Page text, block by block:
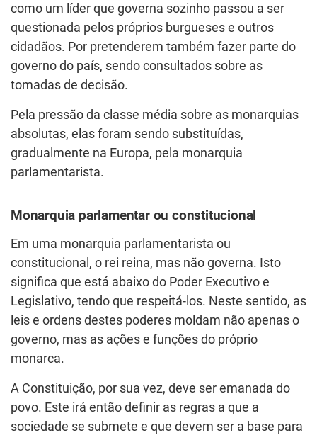
como um líder que governa sozinho passou a ser
questionada pelos próprios burgueses e outros
cidadãos. Por pretenderem também fazer parte do
governo do país, sendo consultados sobre as
tomadas de decisão.
Pela pressão da classe média sobre as monarquias
absolutas, elas foram sendo substituídas,
gradualmente na Europa, pela monarquia
parlamentarista.
Monarquia parlamentar ou constitucional
Em uma monarquia parlamentarista ou
constitucional, o rei reina, mas não governa. Isto
significa que está abaixo do Poder Executivo e
Legislativo, tendo que respeitá-los. Neste sentido, as
leis e ordens destes poderes moldam não apenas o
governo, mas as ações e funções do próprio
monarca.
A Constituição, por sua vez, deve ser emanada do
povo. Este irá então definir as regras a que a
sociedade se submete e que devem ser a base para